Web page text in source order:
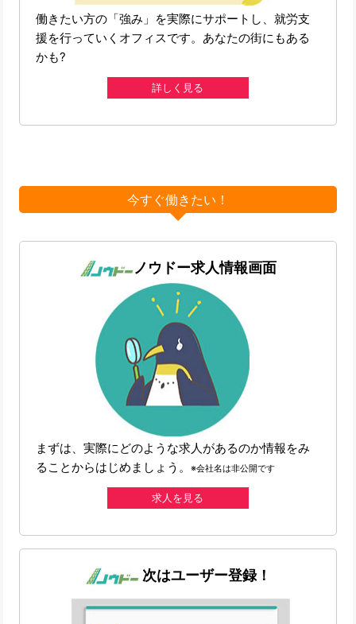
働きたい方の「強み」を実際にサポートし、就労支
援を行っていくオフィスです。あなたの街にもある
かも?
詳しく見る
今すぐ働きたい！
ノウドー求人情報画面
まずは、実際にどのような求人があるのか情報をみ
ることからはじめましょう。※会社名は非公開です
求人を見る
次はユーザー登録！